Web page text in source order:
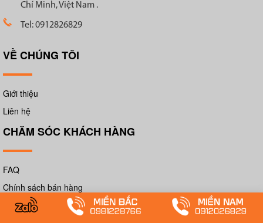
Chí Minh, Việt Nam .
Tel: 0912826829
VỀ CHÚNG TÔI
Giới thiệu
Liên hệ
CHĂM SÓC KHÁCH HÀNG
FAQ
Chính sách bán hàng
Phương thức thanh toán